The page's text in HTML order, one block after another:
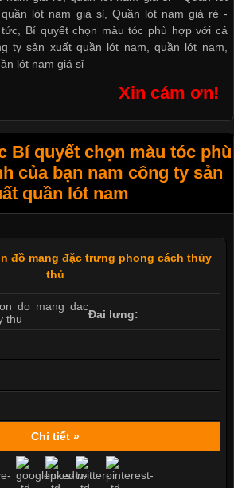
lót nam giá sỉ, Quần lót nam giá rẻ -
Bí quyết chọn màu tóc phù hợp với cá
ty sản xuất quần lót nam ,quần lót nam
lót nam giá sỉ
Xin cám ơn!
Bí quyết chọn màu tóc phù
của bạn nam công ty sản
quần lót nam
đồ mang đặc trưng phong cách thủy
thủ
Đai lưng:
Chi tiết »